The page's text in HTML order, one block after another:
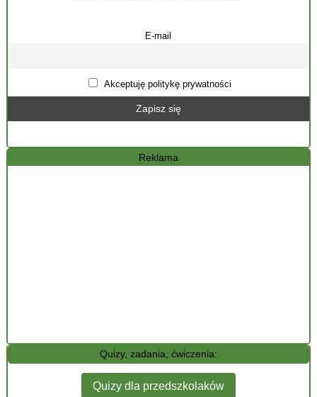
E-mail
Akceptuję politykę prywatności
Reklama
Quizy, zadania, ćwiczenia:
Quizy dla przedszkolaków